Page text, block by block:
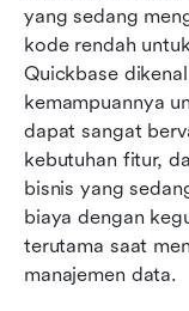
yang sedang
kode rendah
Quickbase
kemampuannya
dapat sangat
kebutuhan fitur,
bisnis yang
biaya dengan
terutama saat
manajemen data.
Opsi baru:
dan
Kapan memilih
Kesimpulan
FAQ
Bacaan terkait